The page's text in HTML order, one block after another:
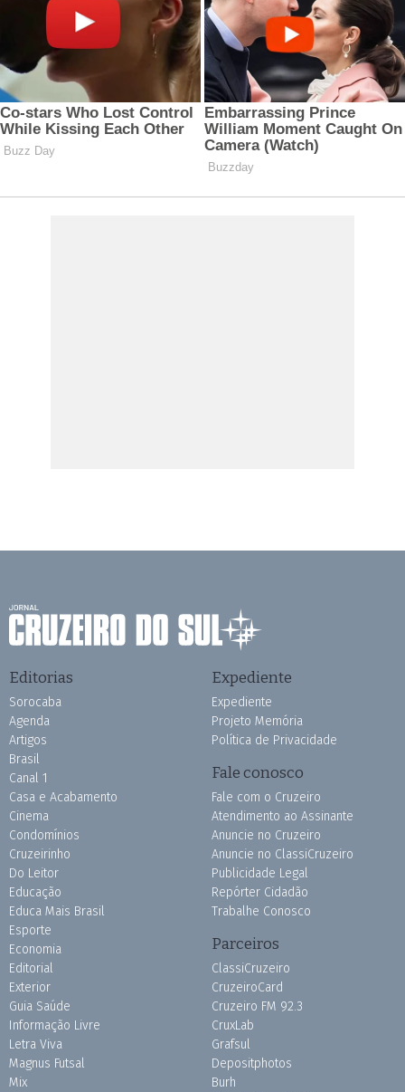
Editorias
Sorocaba
Agenda
Artigos
Brasil
Canal 1
Casa e Acabamento
Cinema
Condomínios
Cruzeirinho
Do Leitor
Educação
Educa Mais Brasil
Esporte
Economia
Editorial
Exterior
Guia Saúde
Informação Livre
Letra Viva
Magnus Futsal
Mix
Expediente
Expediente
Projeto Memória
Política de Privacidade
Fale conosco
Fale com o Cruzeiro
Atendimento ao Assinante
Anuncie no Cruzeiro
Anuncie no ClassiCruzeiro
Publicidade Legal
Repórter Cidadão
Trabalhe Conosco
Parceiros
ClassiCruzeiro
CruzeiroCard
Cruzeiro FM 92.3
CruxLab
Grafsul
Depositphotos
Burh